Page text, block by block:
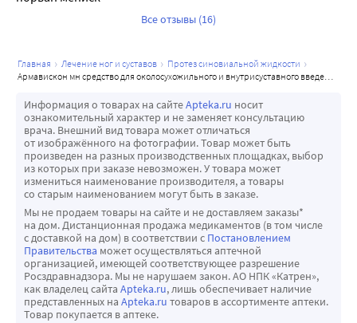
посттравматическом воспалении). Кроме того, маннитол
стабилизирует клеточные мембраны, уменьшает
противовоспалительное действие, предотвращает
появление отеков после инъекций и значительно
сокращает восстановительный процесс.
Извлечение или замена средства неприменима, так как
оно неотделимо смешивается с синовиальной
жидкостью сустава.
Исходя из обзора исследования изделий с аналогичным
составом, продолжительность терапевтического
эффекта - до 6 месяцев и более, в зависимости от места
введения и степени заболевания
Все отзывы (16)
главная лечение ног и суставов
протез синовиальной жидкости
армавискон мн средство для околосухожильного и внутрисуставного введения 2 мл 1 шт. шприц
Информация о товарах на сайтеApteka.ru носит
ознакомительный характер и не заменяет консультацию
врача. Внешний вид товара может отличаться
от изображённого на фотографии. Товар может быть
произведен на разных производственных площадках, выбор
из которых при заказе невозможен. У товара может
измениться наименование производителя, а товары
со старым наименованием могут быть в заказе.
Мы не продаем товары на сайте и не доставляем заказы*
на дом. Дистанционная продажа медикаментов (в том числе
с доставкой на дом) в соответствии с Постановлением
Правительства может осуществляться аптечной
организацией, имеющей соответствующее разрешение
Росздравнадзора. Мы не нарушаем закон. АО НПК «Катрен»,
как владелец сайта Apteka.ru, лишь обеспечивает наличие
представленных на Apteka.ru товаров в ассортименте аптеки.
Товар покупается в аптеке.